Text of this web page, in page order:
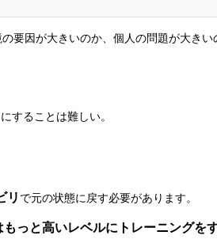
要因が大きいのか、個人の問題が大き
することは難しい。
リ で元の状態に戻す必要があります。
っと高いレベルにトレーニングを